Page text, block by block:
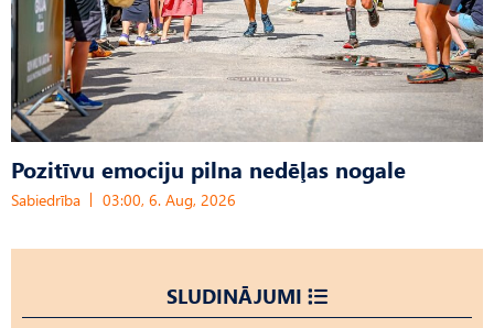
Pozitīvu emociju pilna nedēļas nogale
Sabiedrība 03:00, 6. Aug, 2026
SLUDINĀJUMI